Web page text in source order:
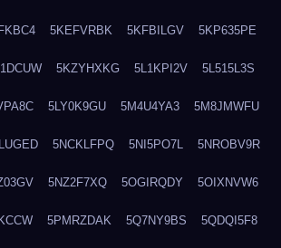
5KEFVRBK 5KFBILGV 5KP635PE
5KZYHXKG 5L1KPI2V 5L515L3S
5LY0K9GU 5M4U4YA3 5M8JMWFU
5NCKLFPQ 5NI5PO7L 5NROBV9R
5NZ2F7XQ 5OGIRQDY 5OIXNVW6
5PMRZDAK 5Q7NY9BS 5QDQI5F8